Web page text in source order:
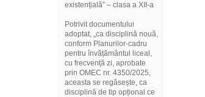
existențială” – clasa a XII-a
Potrivit documentului
adoptat, „ca disciplină nouă,
conform Planurilor-cadru
pentru învățământul liceal,
cu frecvență zi, aprobate
prin OMEC nr. 4350/2025,
aceasta se regăsește, ca
disciplină de tip opțional ce